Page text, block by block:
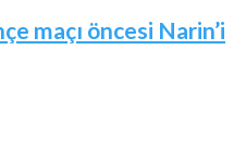
maçı öncesi Narin’i